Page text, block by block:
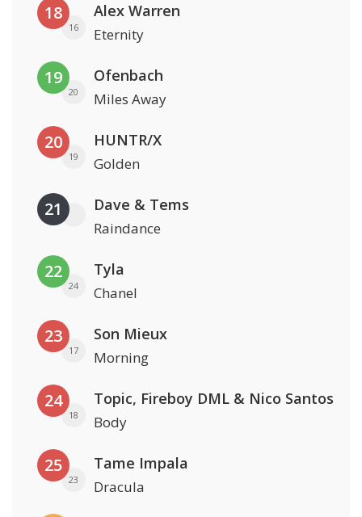
18
16
Alex Warren
Eternity
19
20
Ofenbach
Miles Away
20
19
HUNTR/X
Golden
21 Dave & Tems
Raindance
22
24
Tyla
Chanel
23
17
Son Mieux
Morning
24
18
Topic, Fireboy DML & Nico Santos
Body
25
23
Tame Impala
Dracula